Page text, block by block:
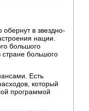
в звездно-
нации.
большого
большого
Есть
который
программой